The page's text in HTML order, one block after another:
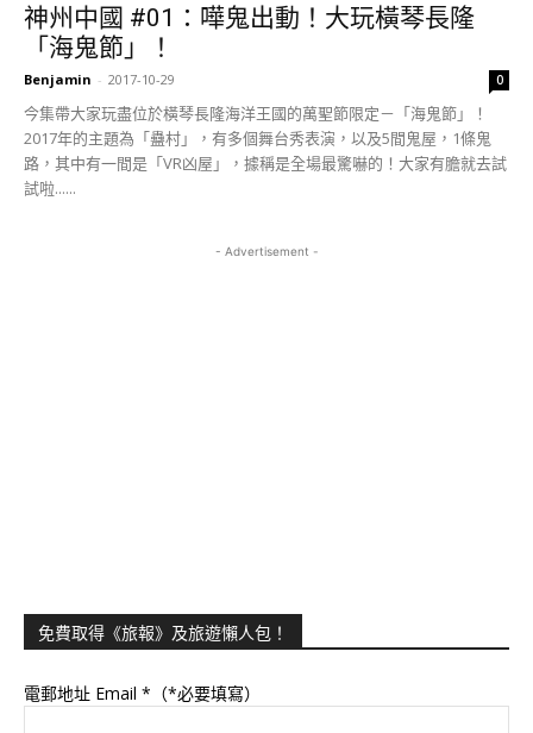
神州中國 #01：嘩鬼出動！大玩橫琴長隆
「海鬼節」！
Benjamin - 2017-10-29 0
今集帶大家玩盡位於橫琴長隆海洋王國的萬聖節限定－「海鬼節」！
2017年的主題為「蠱村」，有多個舞台秀表演，以及5間鬼屋，1條鬼
路，其中有一間是「VR凶屋」，據稱是全場最驚嚇的！大家有膽就去試
試啦......
- Advertisement -
免費取得《旅報》及旅遊懶人包！
電郵地址 Email *（*必要填寫）